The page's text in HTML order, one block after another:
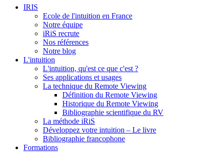
IRIS
Ecole de l'intuition en France
Notre équipe
iRiS recrute
Nos références
Notre blog
L'intuition
L'intuition, qu'est ce que c'est ?
Ses applications et usages
La technique du Remote Viewing
Définition du Remote Viewing
Historique du Remote Viewing
Bibliographie scientifique du RV
La méthode iRiS
Développez votre intuition – Le livre
Bibliographie francophone
Formations